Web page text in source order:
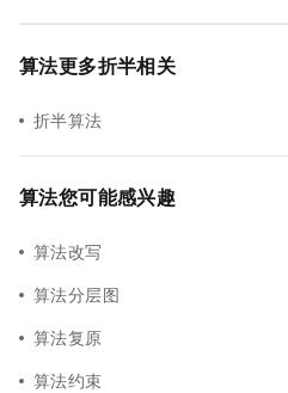
算法更多折半相关
折半算法
算法您可能感兴趣
算法改写
算法分层图
算法复原
算法约束